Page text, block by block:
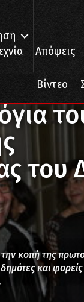
Απόψεις
Βίντεο
κοπή της
του
κοπή της
και φορείς